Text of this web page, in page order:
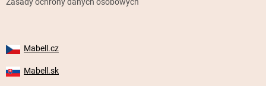
Zasady ochrony danych osobowych
Mabell.cz
Mabell.sk